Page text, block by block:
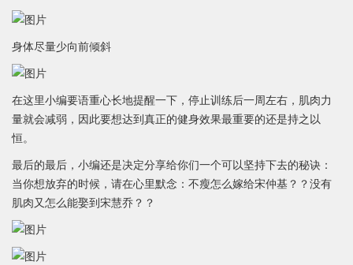
身体尽量少向前倾斜
在这里小编要语重心长地提醒一下，停止训练后一周左右，肌肉力
量就会减弱，因此要想达到真正的健身效果最重要的还是持之以
恒。
最后的最后，小编还是决定分享给你们一个可以坚持下去的秘诀：
当你想放弃的时候，请在心里默念：不瘦怎么嫁给宋仲基？？没有
肌肉又怎么能娶到宋慧乔？？